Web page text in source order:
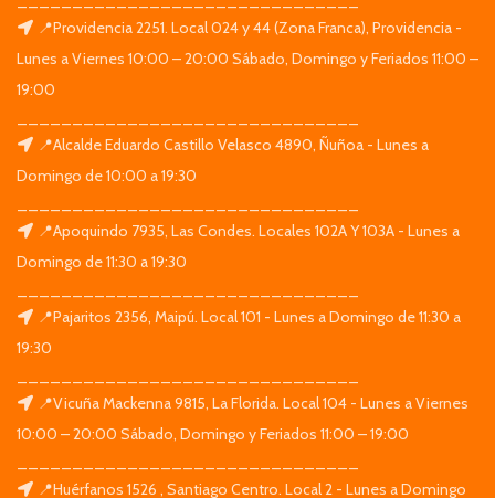
📍Providencia 2251. Local 024 y 44 (Zona Franca), Providencia -
Lunes a Viernes 10:00 – 20:00 Sábado, Domingo y Feriados 11:00 –
19:00
📍Alcalde Eduardo Castillo Velasco 4890, Ñuñoa - Lunes a
Domingo de 10:00 a 19:30
📍Apoquindo 7935, Las Condes. Locales 102A Y 103A - Lunes a
Domingo de 11:30 a 19:30
📍Pajaritos 2356, Maipú. Local 101 - Lunes a Domingo de 11:30 a
19:30
📍Vicuña Mackenna 9815, La Florida. Local 104 - Lunes a Viernes
10:00 – 20:00 Sábado, Domingo y Feriados 11:00 – 19:00
📍Huérfanos 1526 , Santiago Centro. Local 2 - Lunes a Domingo